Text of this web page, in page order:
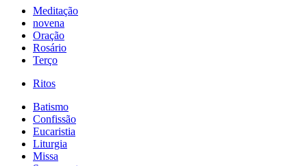
Meditação
novena
Oração
Rosário
Terço
Ritos
Batismo
Confissão
Eucaristia
Liturgia
Missa